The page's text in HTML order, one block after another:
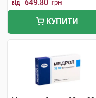
від 649.80 грн
КУПИТИ